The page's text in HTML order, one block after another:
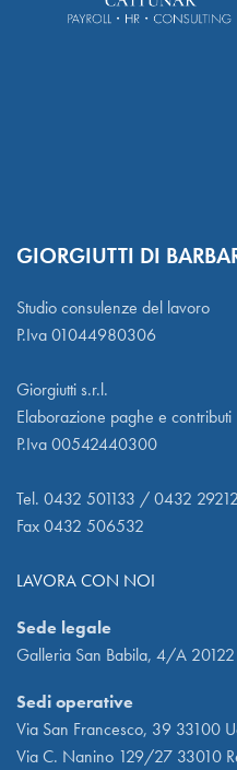
GIORGIUTTI DI
Studio consulenze del lavoro
P.Iva 01044980306
Giorgiutti s.r.l.
Elaborazione paghe e contributi
P.Iva 00542440300
Tel. 0432 501133 / 0432
Fax 0432 506532
LAVORA CON NOI
Sede legale
Galleria San Babila, 4/A
Sedi operative
Via San Francesco, 39 33100
Via C. Nanino 129/27 33010